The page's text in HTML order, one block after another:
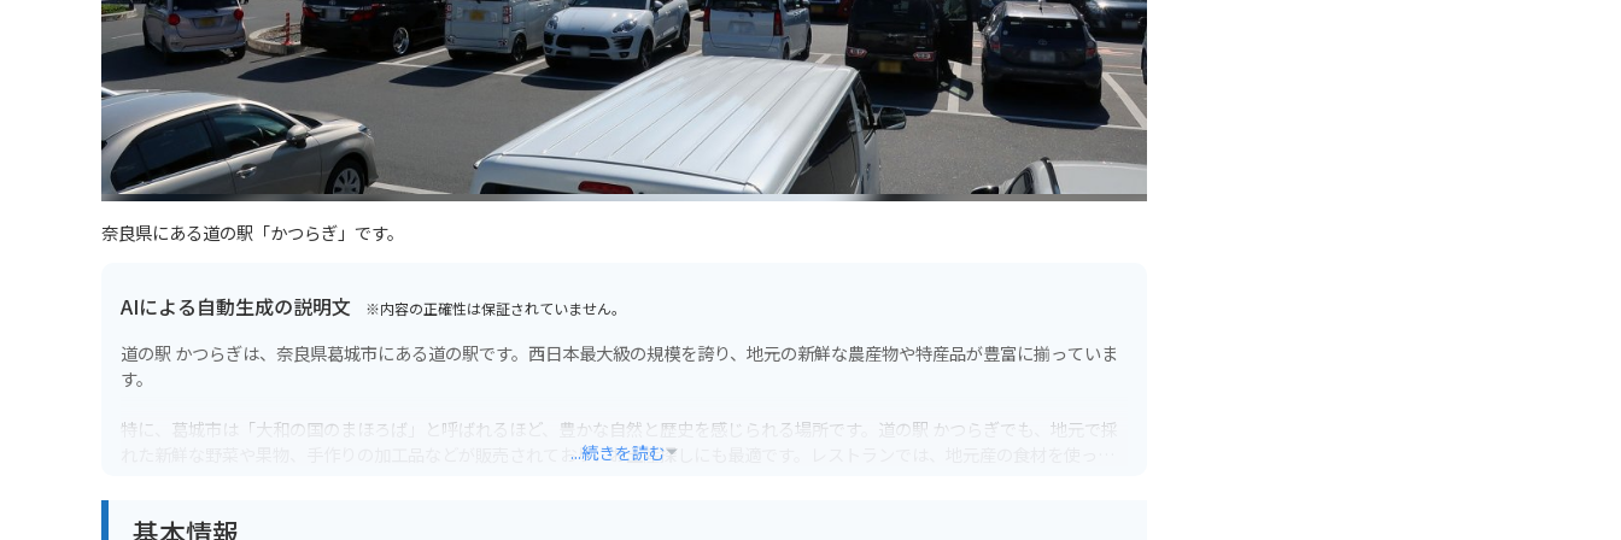
奈良県にある道の駅「かつらぎ」です。
AIによる自動生成の説明文 ※内容の正確性は保証されていません。
道の駅 かつらぎは、奈良県葛城市にある道の駅です。西日本最大級の規模を誇り、地元の新鮮な農産物や特産品が豊富に揃っていま
す。
特に、葛城市は「大和の国のまほろば」と呼ばれるほど、豊かな自然と歴史を感じられる場所です。道の駅 かつらぎでも、地元で採
れた新鮮な野菜や果物、手作りの加工品などが販売されており、お土産探しにも最適です。レストランでは、地元産の食材を使った
バイクで訪れる場合、道の駅 かつらぎは広々とした駐車場が完備されているので、安心して駐車できます。また、周辺には、二上山
...続きを読む
基本情報